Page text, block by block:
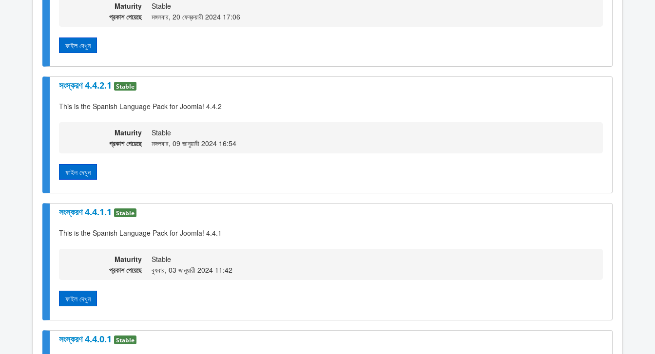
Maturity
Stable
প্রকাশ পেয়েছে
মঙ্গলবার, 20 ফেব্রুয়ারী 2024 17:06
ফাইল দেখুন
সংস্করণ 4.4.2.1 Stable
This is the Spanish Language Pack for Joomla! 4.4.2
Maturity
Stable
প্রকাশ পেয়েছে
মঙ্গলবার, 09 জানুয়ারী 2024 16:54
ফাইল দেখুন
সংস্করণ 4.4.1.1 Stable
This is the Spanish Language Pack for Joomla! 4.4.1
Maturity
Stable
প্রকাশ পেয়েছে
বুধবার, 03 জানুয়ারী 2024 11:42
ফাইল দেখুন
সংস্করণ 4.4.0.1 Stable